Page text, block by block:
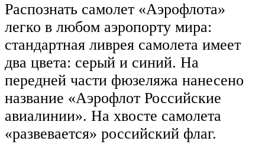
Распознать самолет «Аэрофлота»
легко в любом аэропорту мира:
стандартная ливрея самолета имеет
два цвета: серый и синий. На
передней части фюзеляжа нанесено
название «Аэрофлот Российские
авиалинии». На хвосте самолета
«развевается» российский флаг.